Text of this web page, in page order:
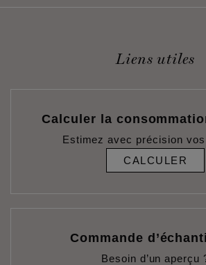
Liens utiles
Calculer la
Estimez avec précision
CALCULER
Commande
Besoin d’un aperçu